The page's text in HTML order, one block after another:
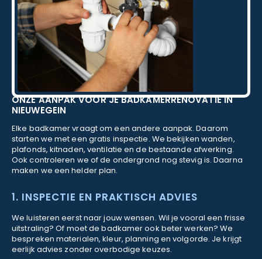
ONZE AANPAK VOOR JE BADKAMERRENOVATIE IN
NIEUWEGEIN
Elke badkamer vraagt om een andere aanpak. Daarom
starten we met een gratis inspectie. We bekijken wanden,
plafonds, kitnaden, ventilatie en de bestaande afwerking.
Ook controleren we of de ondergrond nog stevig is. Daarna
maken we een helder plan.
1. INSPECTIE EN PRAKTISCH ADVIES
We luisteren eerst naar jouw wensen. Wil je vooral een frisse
uitstraling? Of moet de badkamer ook beter werken? We
bespreken materialen, kleur, planning en volgorde. Je krijgt
eerlijk advies zonder overbodige keuzes.